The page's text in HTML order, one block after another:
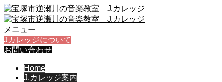
メニュー
Jカレッジについて
お問い合わせ
Home
J.カレッジ案内